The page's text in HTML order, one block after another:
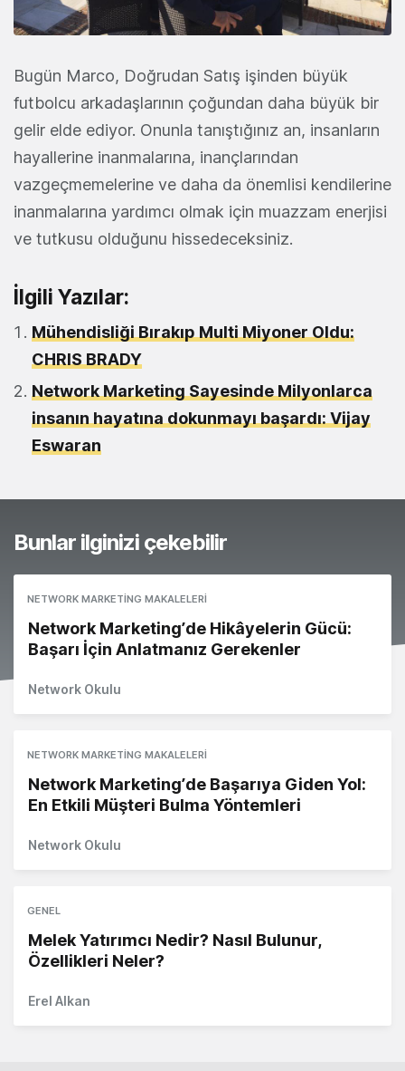
Bugün Marco, Doğrudan Satış işinden büyük
futbolcu arkadaşlarının çoğundan daha büyük bir
gelir elde ediyor. Onunla tanıştığınız an, insanların
hayallerine inanmalarına, inançlarından
vazgeçmemelerine ve daha da önemlisi kendilerine
inanmalarına yardımcı olmak için muazzam enerjisi
ve tutkusu olduğunu hissedeceksiniz.
İlgili Yazılar:
Mühendisliği Bırakıp Multi Miyoner Oldu:
CHRIS BRADY
Network Marketing Sayesinde Milyonlarca
insanın hayatına dokunmayı başardı: Vijay
Eswaran
Bunlar ilginizi çekebilir
NETWORK MARKETING MAKALELERI
Network Marketing’de Hikâyelerin Gücü:
Başarı İçin Anlatmanız Gerekenler
Network Okulu
NETWORK MARKETING MAKALELERI
Network Marketing’de Başarıya Giden Yol:
En Etkili Müşteri Bulma Yöntemleri
Network Okulu
GENEL
Melek Yatırımcı Nedir? Nasıl Bulunur,
Özellikleri Neler?
Erel Alkan